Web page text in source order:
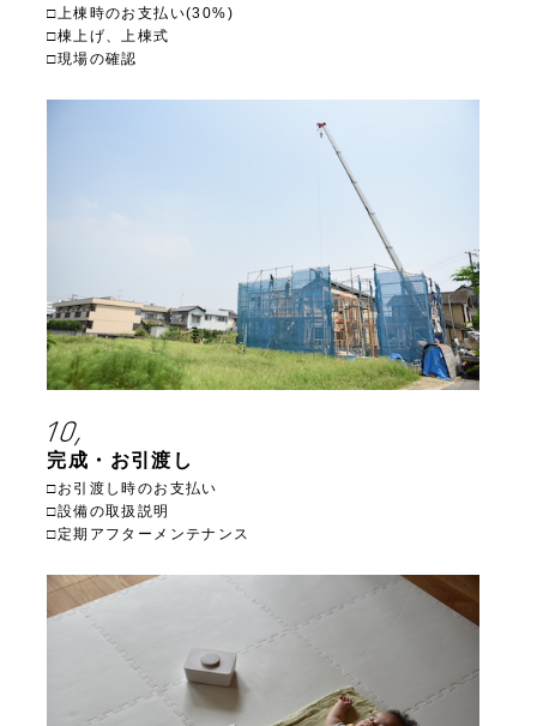
□上棟時のお支払い(30%)
□棟上げ、上棟式
□現場の確認
10,
完成・お引渡し
□お引渡し時のお支払い
□設備の取扱説明
□定期アフターメンテナンス